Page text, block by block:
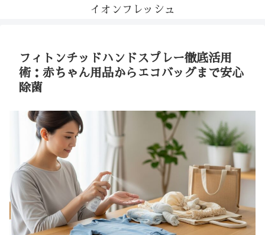
イオンフレッシュ
フィトンチッドハンドスプレー徹底活用
術：赤ちゃん用品からエコバッグまで安心
除菌